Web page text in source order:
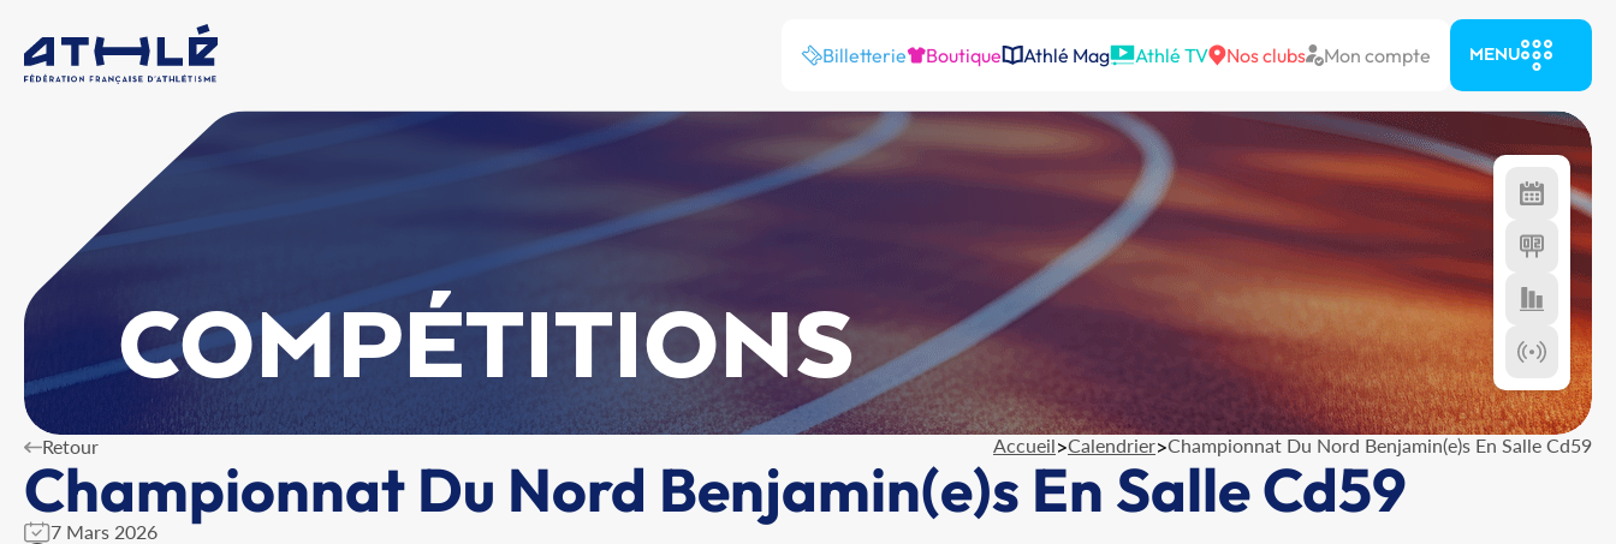
Billetterie Boutique Athlé Mag Athlé TV Nos clubs Mon compte MENU
COMPÉTITIONS
Retour Accueil>Calendrier>Championnat Du Nord Benjamin(e)s En Salle Cd59
Championnat Du Nord Benjamin(e)s En Salle Cd59
7 Mars 2026